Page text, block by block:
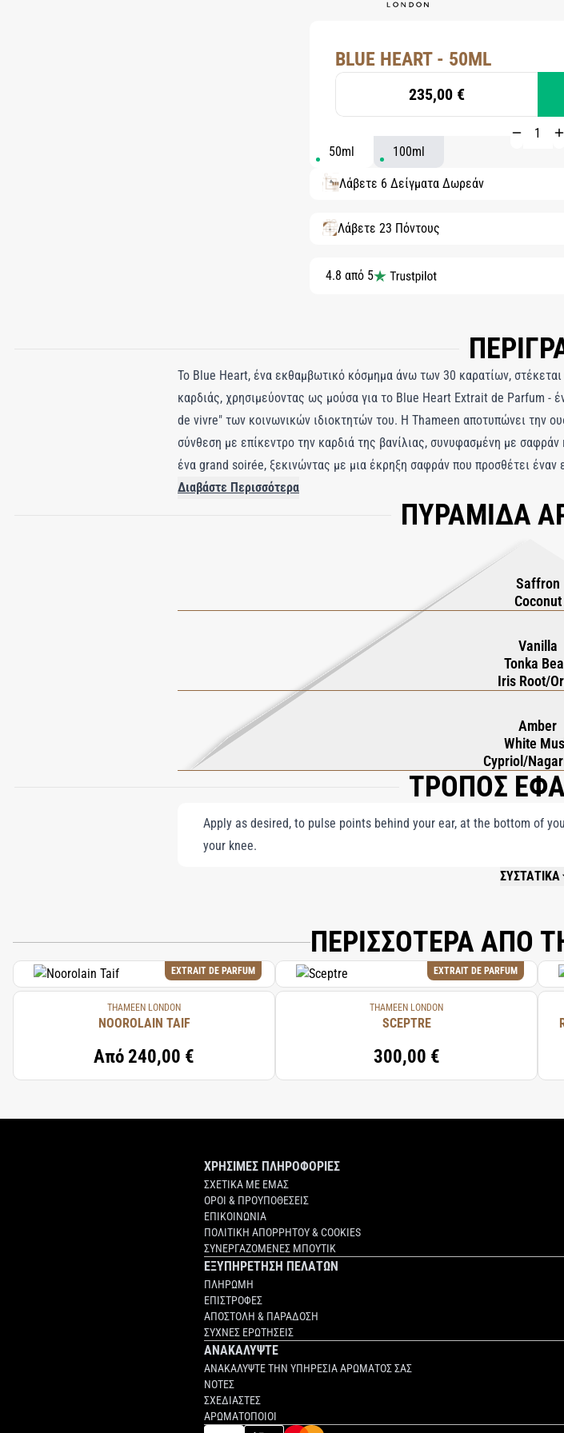
BLUE HEART - 50ML
235,00 €
50ml 100ml
Λάβετε 6 Δείγματα Δωρεάν
Λάβετε 23 Πόντους
4.8 από 5
Το Blue Heart, ένα εκθαμβωτικό κόσμημα άνω των 30 καρατίων,
καρδιάς, χρησιμεύοντας ως μούσα για το Blue Heart Extrait de Parfum -
de vivre" των κοινωνικών ιδιοκτητών του. Η Thameen αποτυπώνει την
σύνθεση με επίκεντρο την καρδιά της βανίλιας, συνυφασμένη με
ένα grand soirée, ξεκινώντας με μια έκρηξη σαφράν που προσθέτει έναν
παθιασμένη γοητεία των κατόχων του. Η καρδιά αποκαλύπτει μια
απόλαυση της λευκής καρύδας παραπέμπει σε πολυτελείς
Διαβάστε Περισσότερα
ΠΥΡΑΜΙΔΑ
Saffron
Coconut
Vanilla
Tonka
Iris Root/
Amber
White
Cypriol/
ΤΡΟΠΟΣ
Apply as desired, to pulse points behind your ear, at the bottom of
your knee.
ΣΥΣΤΑΤΙΚΑ
ΠΕΡΙΣΣΟΤΕΡΑ ΑΠΟ
EXTRAIT DE PARFUM
THAMEEN LONDON
NOOROLAIN TAIF
Από240,00 €
EXTRAIT DE PARFUM
THAMEEN LONDON
SCEPTRE
300,00 €
ΧΡΗΣΙΜΕΣ ΠΛΗΡΟΦΟΡΙΕΣ
ΣΧΕΤΙΚΑ ΜΕ ΕΜΑΣ
ΟΡΟΙ & ΠΡΟΥΠΟΘΕΣΕΙΣ
ΕΠΙΚΟΙΝΩΝΙΑ
ΠΟΛΙΤΙΚΗ ΑΠΟΡΡΗΤΟΥ & COOKIES
ΣΥΝΕΡΓΑΖΟΜΕΝΕΣ ΜΠΟΥΤΙΚ
ΕΞΥΠΗΡΕΤΗΣΗ ΠΕΛΑΤΩΝ
ΠΛΗΡΩΜΗ
ΕΠΙΣΤΡΟΦΕΣ
ΑΠΟΣΤΟΛΗ & ΠΑΡΑΔΟΣΗ
ΣΥΧΝΕΣ ΕΡΩΤΗΣΕΙΣ
ΑΝΑΚΑΛΥΨΤΕ
ΑΝΑΚΑΛΥΨΤΕ ΤΗΝ ΥΠΗΡΕΣΙΑ ΑΡΩΜΑΤΟΣ ΣΑΣ
ΝΟΤΕΣ
ΣΧΕΔΙΑΣΤΕΣ
ΑΡΩΜΑΤΟΠΟΙΟΙ